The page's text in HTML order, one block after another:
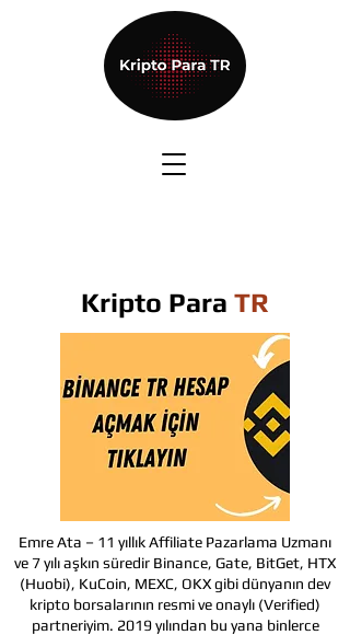
Kripto Para TR
Emre Ata – 11 yıllık Affiliate Pazarlama Uzmanı
ve 7 yılı aşkın süredir Binance, Gate, BitGet, HTX
(Huobi), KuCoin, MEXC, OKX gibi dünyanın dev
kripto borsalarının resmi ve onaylı (Verified)
partneriyim. 2019 yılından bu yana binlerce